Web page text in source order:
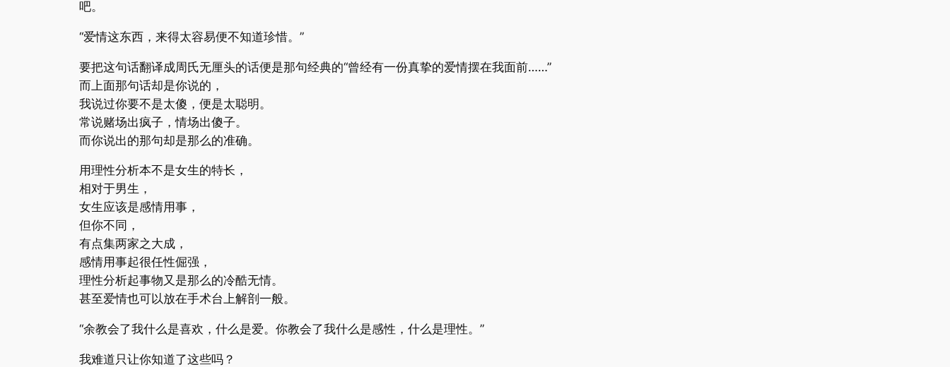
吧。
“爱情这东西，来得太容易便不知道珍惜。”
要把这句话翻译成周氏无厘头的话便是那句经典的“曾经有一份真挚的爱情摆在我面前……”
而上面那句话却是你说的，
我说过你要不是太傻，便是太聪明。
常说赌场出疯子，情场出傻子。
而你说出的那句却是那么的准确。
用理性分析本不是女生的特长，
相对于男生，
女生应该是感情用事，
但你不同，
有点集两家之大成，
感情用事起很任性倔强，
理性分析起事物又是那么的冷酷无情。
甚至爱情也可以放在手术台上解剖一般。
“余教会了我什么是喜欢，什么是爱。你教会了我什么是感性，什么是理性。”
我难道只让你知道了这些吗？